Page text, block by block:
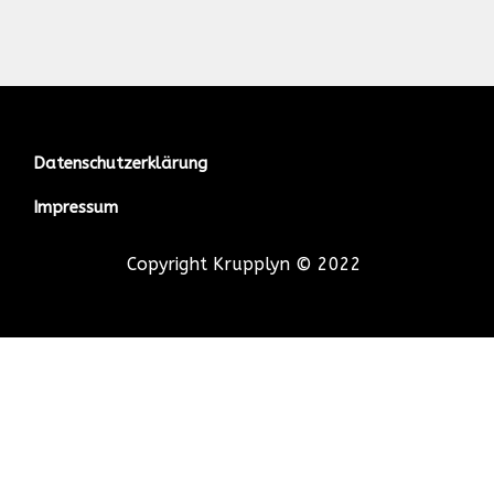
Datenschutzerklärung
Impressum
Copyright Krupplyn © 2022